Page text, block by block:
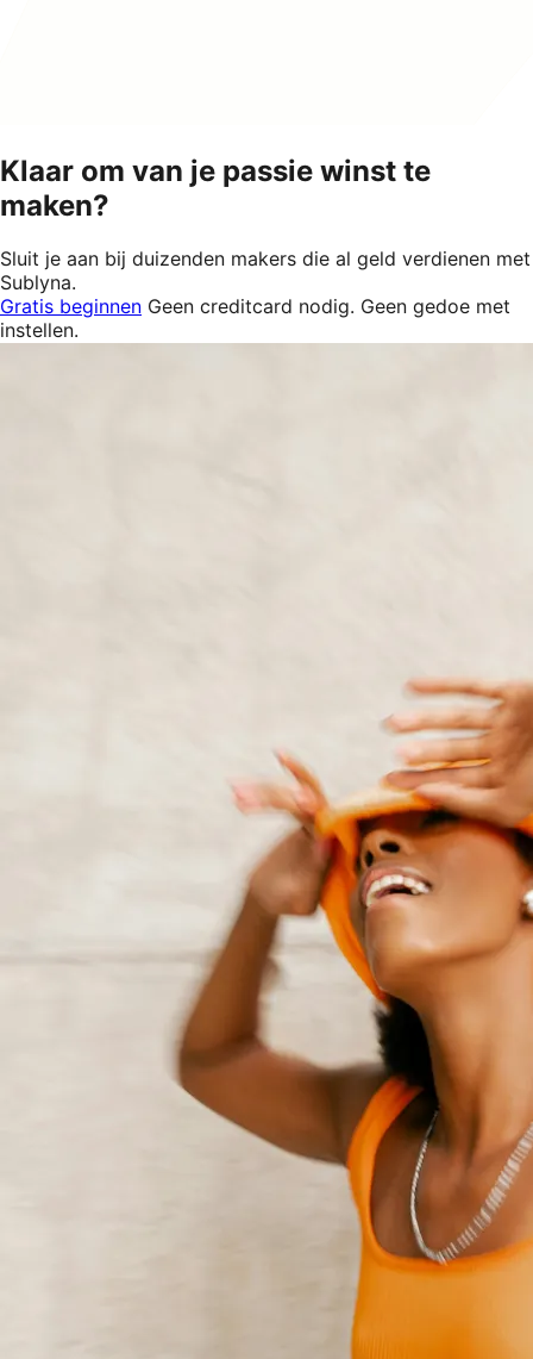
Klaar om van je passie winst te
maken?
Sluit je aan bij duizenden makers die al geld verdienen met
Sublyna.
Gratis beginnen Geen creditcard nodig. Geen gedoe met
instellen.